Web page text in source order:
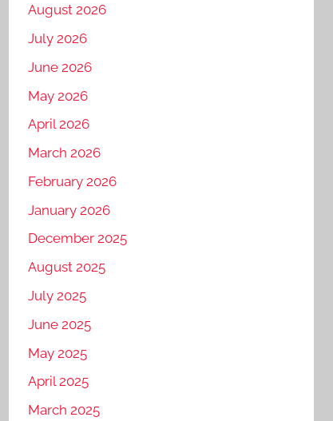
August 2026
July 2026
June 2026
May 2026
April 2026
March 2026
February 2026
January 2026
December 2025
August 2025
July 2025
June 2025
May 2025
April 2025
March 2025